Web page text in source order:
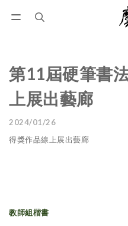
第11屆硬筆書
上展出藝廊
2024/01/26
得獎作品線上展出藝廊
教師組楷書